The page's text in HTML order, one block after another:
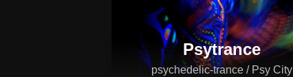
Psytrance
psychedelic-trance / Psy City